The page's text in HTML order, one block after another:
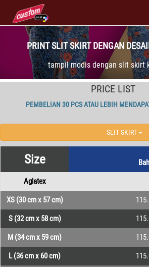
PRINT SLIT SKIRT DENGAN
tampil modis dengan slit skirt
PRICE LIST
PEMBELIAN 30 PCS ATAU LEBIH
SLIT SKIRT
Size
Aglatex
XS (30 cm x 57 cm)
S (32 cm x 58 cm)
M (34 cm x 59 cm)
L (36 cm x 60 cm)